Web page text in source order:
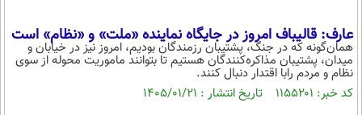
مجله تصویری سلاح
ورزش
خواندنی ها و دیدنی ها
داستان کوتاه
پیامک
آموزش زبان
عارف: قالیباف امروز در جایگاه نماینده «ملت» و «نظام» است
همان‌گونه که در جنگ، پشتیبان رزمندگان بودیم، امروز نیز در خیابان و
میدان، پشتیبان مذاکره‌کنندگان هستیم تا بتوانند ماموریت محوله از سوی
نظام و مردم رابا اقتدار دنبال کنند.
کد خبر: ۱۱۵۵۲۰۱ تاریخ انتشار : ۱۴۰۵/۰۱/۲۱